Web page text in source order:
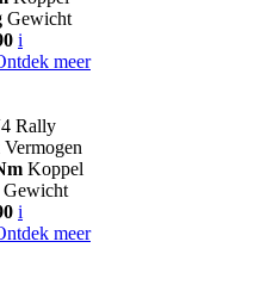
Gewicht
i
meer
Rally
Vermogen
Koppel
Gewicht
i
meer